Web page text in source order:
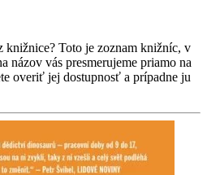
knižnice? Toto je zoznam knižníc, v
názov vás presmerujeme priamo na
overiť jej dostupnosť a prípadne ju